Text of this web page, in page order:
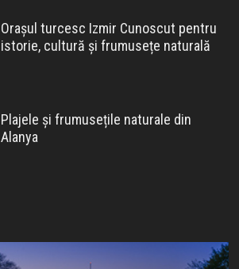
Orașul turcesc Izmir Cunoscut pentru
istorie, cultură și frumusețe naturală
Plajele și frumusețile naturale din
Alanya